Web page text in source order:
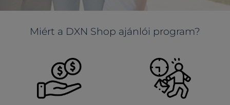
Miért a DXN Shop ajánlói program?